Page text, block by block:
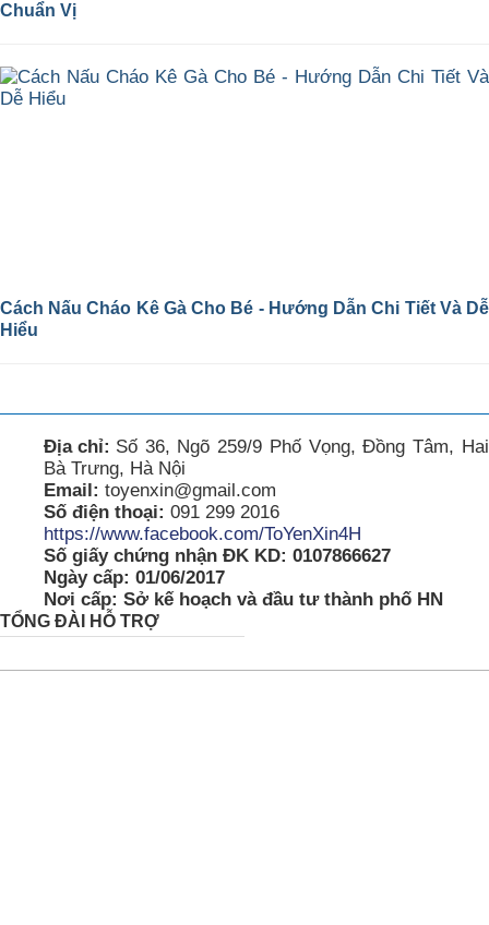
Chuẩn Vị
Cách Nấu Cháo Kê Gà Cho Bé - Hướng Dẫn Chi Tiết Và Dễ
Hiểu
Địa chỉ: Số 36, Ngõ 259/9 Phố Vọng, Đồng Tâm, Hai
Bà Trưng, Hà Nội
Email: toyenxin@gmail.com
Số điện thoại: 091 299 2016
https://www.facebook.com/ToYenXin4H
Số giấy chứng nhận ĐK KD: 0107866627
Ngày cấp: 01/06/2017
Nơi cấp: Sở kế hoạch và đầu tư thành phố HN
TỔNG ĐÀI HỖ TRỢ